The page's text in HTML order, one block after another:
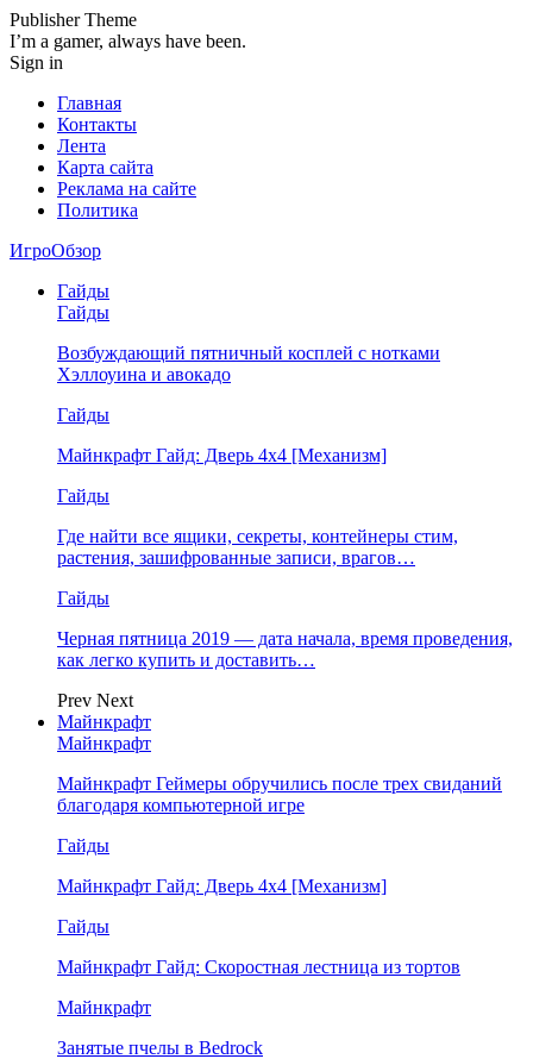
Publisher Theme
I’m a gamer, always have been.
Sign in
Главная
Контакты
Лента
Карта сайта
Реклама на сайте
Политика
ИгроОбзор
Гайды
Гайды
Возбуждающий пятничный косплей с нотками
Хэллоуина и авокадо
Гайды
Майнкрафт Гайд: Дверь 4х4 [Механизм]
Гайды
Где найти все ящики, секреты, контейнеры стим,
растения, зашифрованные записи, врагов…
Гайды
Черная пятница 2019 — дата начала, время проведения,
как легко купить и доставить…
Prev Next
Майнкрафт
Майнкрафт
Майнкрафт Геймеры обручились после трех свиданий
благодаря компьютерной игре
Гайды
Майнкрафт Гайд: Дверь 4х4 [Механизм]
Гайды
Майнкрафт Гайд: Скоростная лестница из тортов
Майнкрафт
Занятые пчелы в Bedrock